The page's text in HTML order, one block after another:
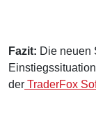
Fazit: Die neuen
der TraderFox